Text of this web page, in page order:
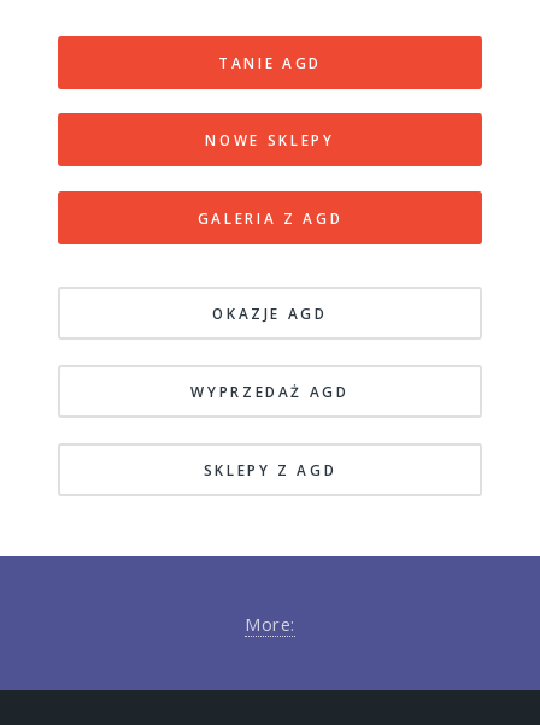
TANIE AGD
NOWE SKLEPY
GALERIA Z AGD
OKAZJE AGD
WYPRZEDAŻ AGD
SKLEPY Z AGD
More: